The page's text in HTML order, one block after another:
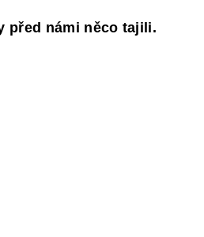
před námi něco tajili.